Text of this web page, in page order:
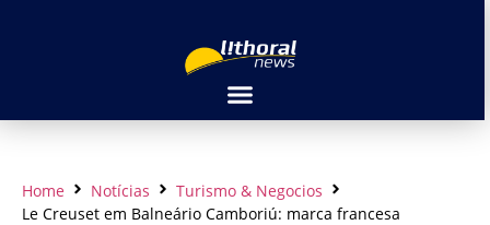
Home Notícias
Turismo & Negocios
Le Creuset em Balneário Camboriú: marca francesa